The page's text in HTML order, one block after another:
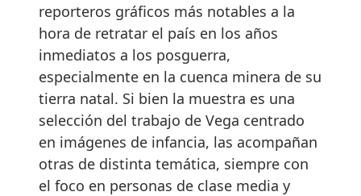
reporteros gráficos más notables a la
hora de retratar el país en los años
inmediatos a los posguerra,
especialmente en la cuenca minera de su
tierra natal. Si bien la muestra es una
selección del trabajo de Vega centrado
en imágenes de infancia, las acompañan
otras de distinta temática, siempre con
el foco en personas de clase media y